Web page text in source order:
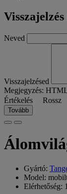
Neved
Visszajelzésed
Megjegyzés:
Értékelés Rossz
Tovább
Gyártó:
Model:
Elérhetőség: